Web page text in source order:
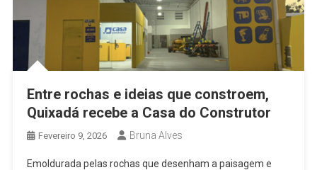
Entre rochas e ideias que constroem,
Quixadá recebe a Casa do Construtor
Fevereiro 9, 2026 Bruna Alves
Emoldurada pelas rochas que desenham a paisagem e